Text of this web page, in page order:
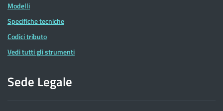
Modelli
Specifiche tecniche
Codici tributo
Vedi tutti gli strumenti
Sede Legale